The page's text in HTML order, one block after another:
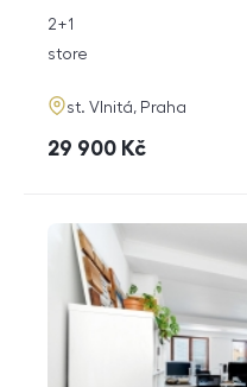
rozměry
2+1
funkce
store
adresa
st. Vlnitá, Praha
cena
29 900 Kč